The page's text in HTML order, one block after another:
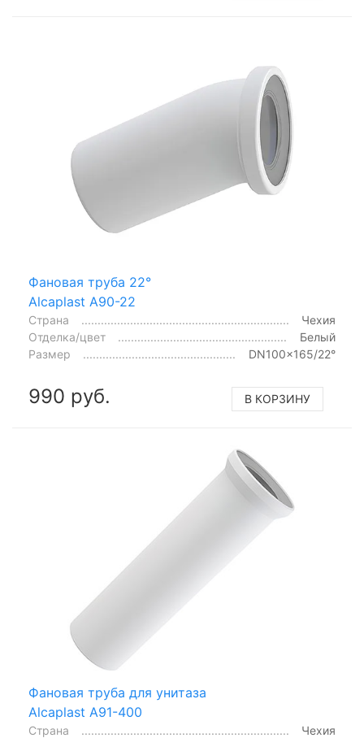
Фановая труба 22°
Alcaplast A90-22
Страна
Чехия
Отделка/цвет
Белый
Размер
DN100x165/22°
990 руб. В КОРЗИНУ
Фановая труба для унитаза
Alcaplast A91-400
Страна
Чехия